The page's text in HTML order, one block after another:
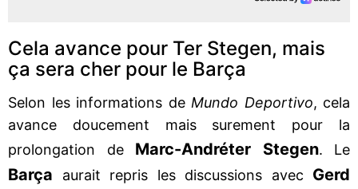
Cela avance pour Ter Stegen, mais
ça sera cher pour le Barça
Selon les informations de Mundo Deportivo, cela
avance doucement mais surement pour la
prolongation de Marc-Andréter Stegen. Le
Barça aurait repris les discussions avec Gerd